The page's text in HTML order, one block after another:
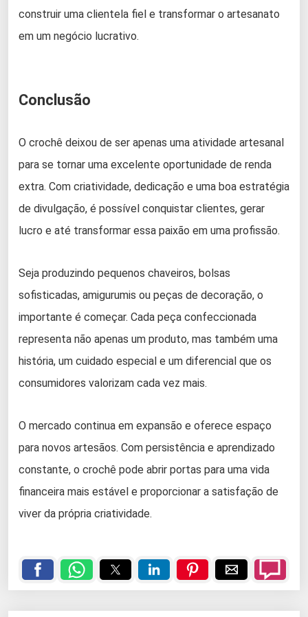
construir uma clientela fiel e transformar o artesanato
em um negócio lucrativo.
Conclusão
O crochê deixou de ser apenas uma atividade artesanal
para se tornar uma excelente oportunidade de renda
extra. Com criatividade, dedicação e uma boa estratégia
de divulgação, é possível conquistar clientes, gerar
lucro e até transformar essa paixão em uma profissão.
Seja produzindo pequenos chaveiros, bolsas
sofisticadas, amigurumis ou peças de decoração, o
importante é começar. Cada peça confeccionada
representa não apenas um produto, mas também uma
história, um cuidado especial e um diferencial que os
consumidores valorizam cada vez mais.
O mercado continua em expansão e oferece espaço
para novos artesãos. Com persistência e aprendizado
constante, o crochê pode abrir portas para uma vida
financeira mais estável e proporcionar a satisfação de
viver da própria criatividade.